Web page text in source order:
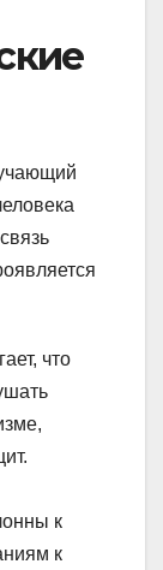
что
к
к